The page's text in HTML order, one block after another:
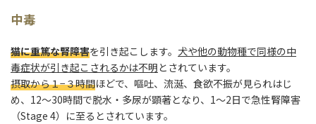
中毒
猫に重篤な腎障害を引き起こします。 犬や他の動物種で同様の中
毒症状が引き起こされるかは不明とされています。
摂取から１−３時間ほどで、嘔吐、流涎、食欲不振が見られはじ
め、12〜30時間で脱水・多尿が顕著となり、1〜2日で急性腎障害
（Stage 4）に至るとされています。